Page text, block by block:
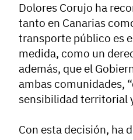
Dolores Corujo ha
tanto en Canarias
transporte público es
medida, como un
además, que el
ambas comunidades,
sensibilidad territorial
Con esta decisión, ha